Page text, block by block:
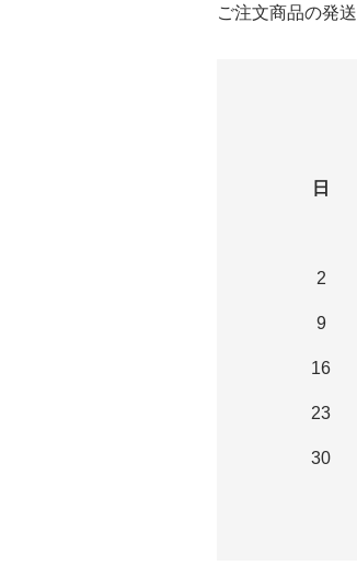
ご注文商品の発
日
2
9
16
23
30